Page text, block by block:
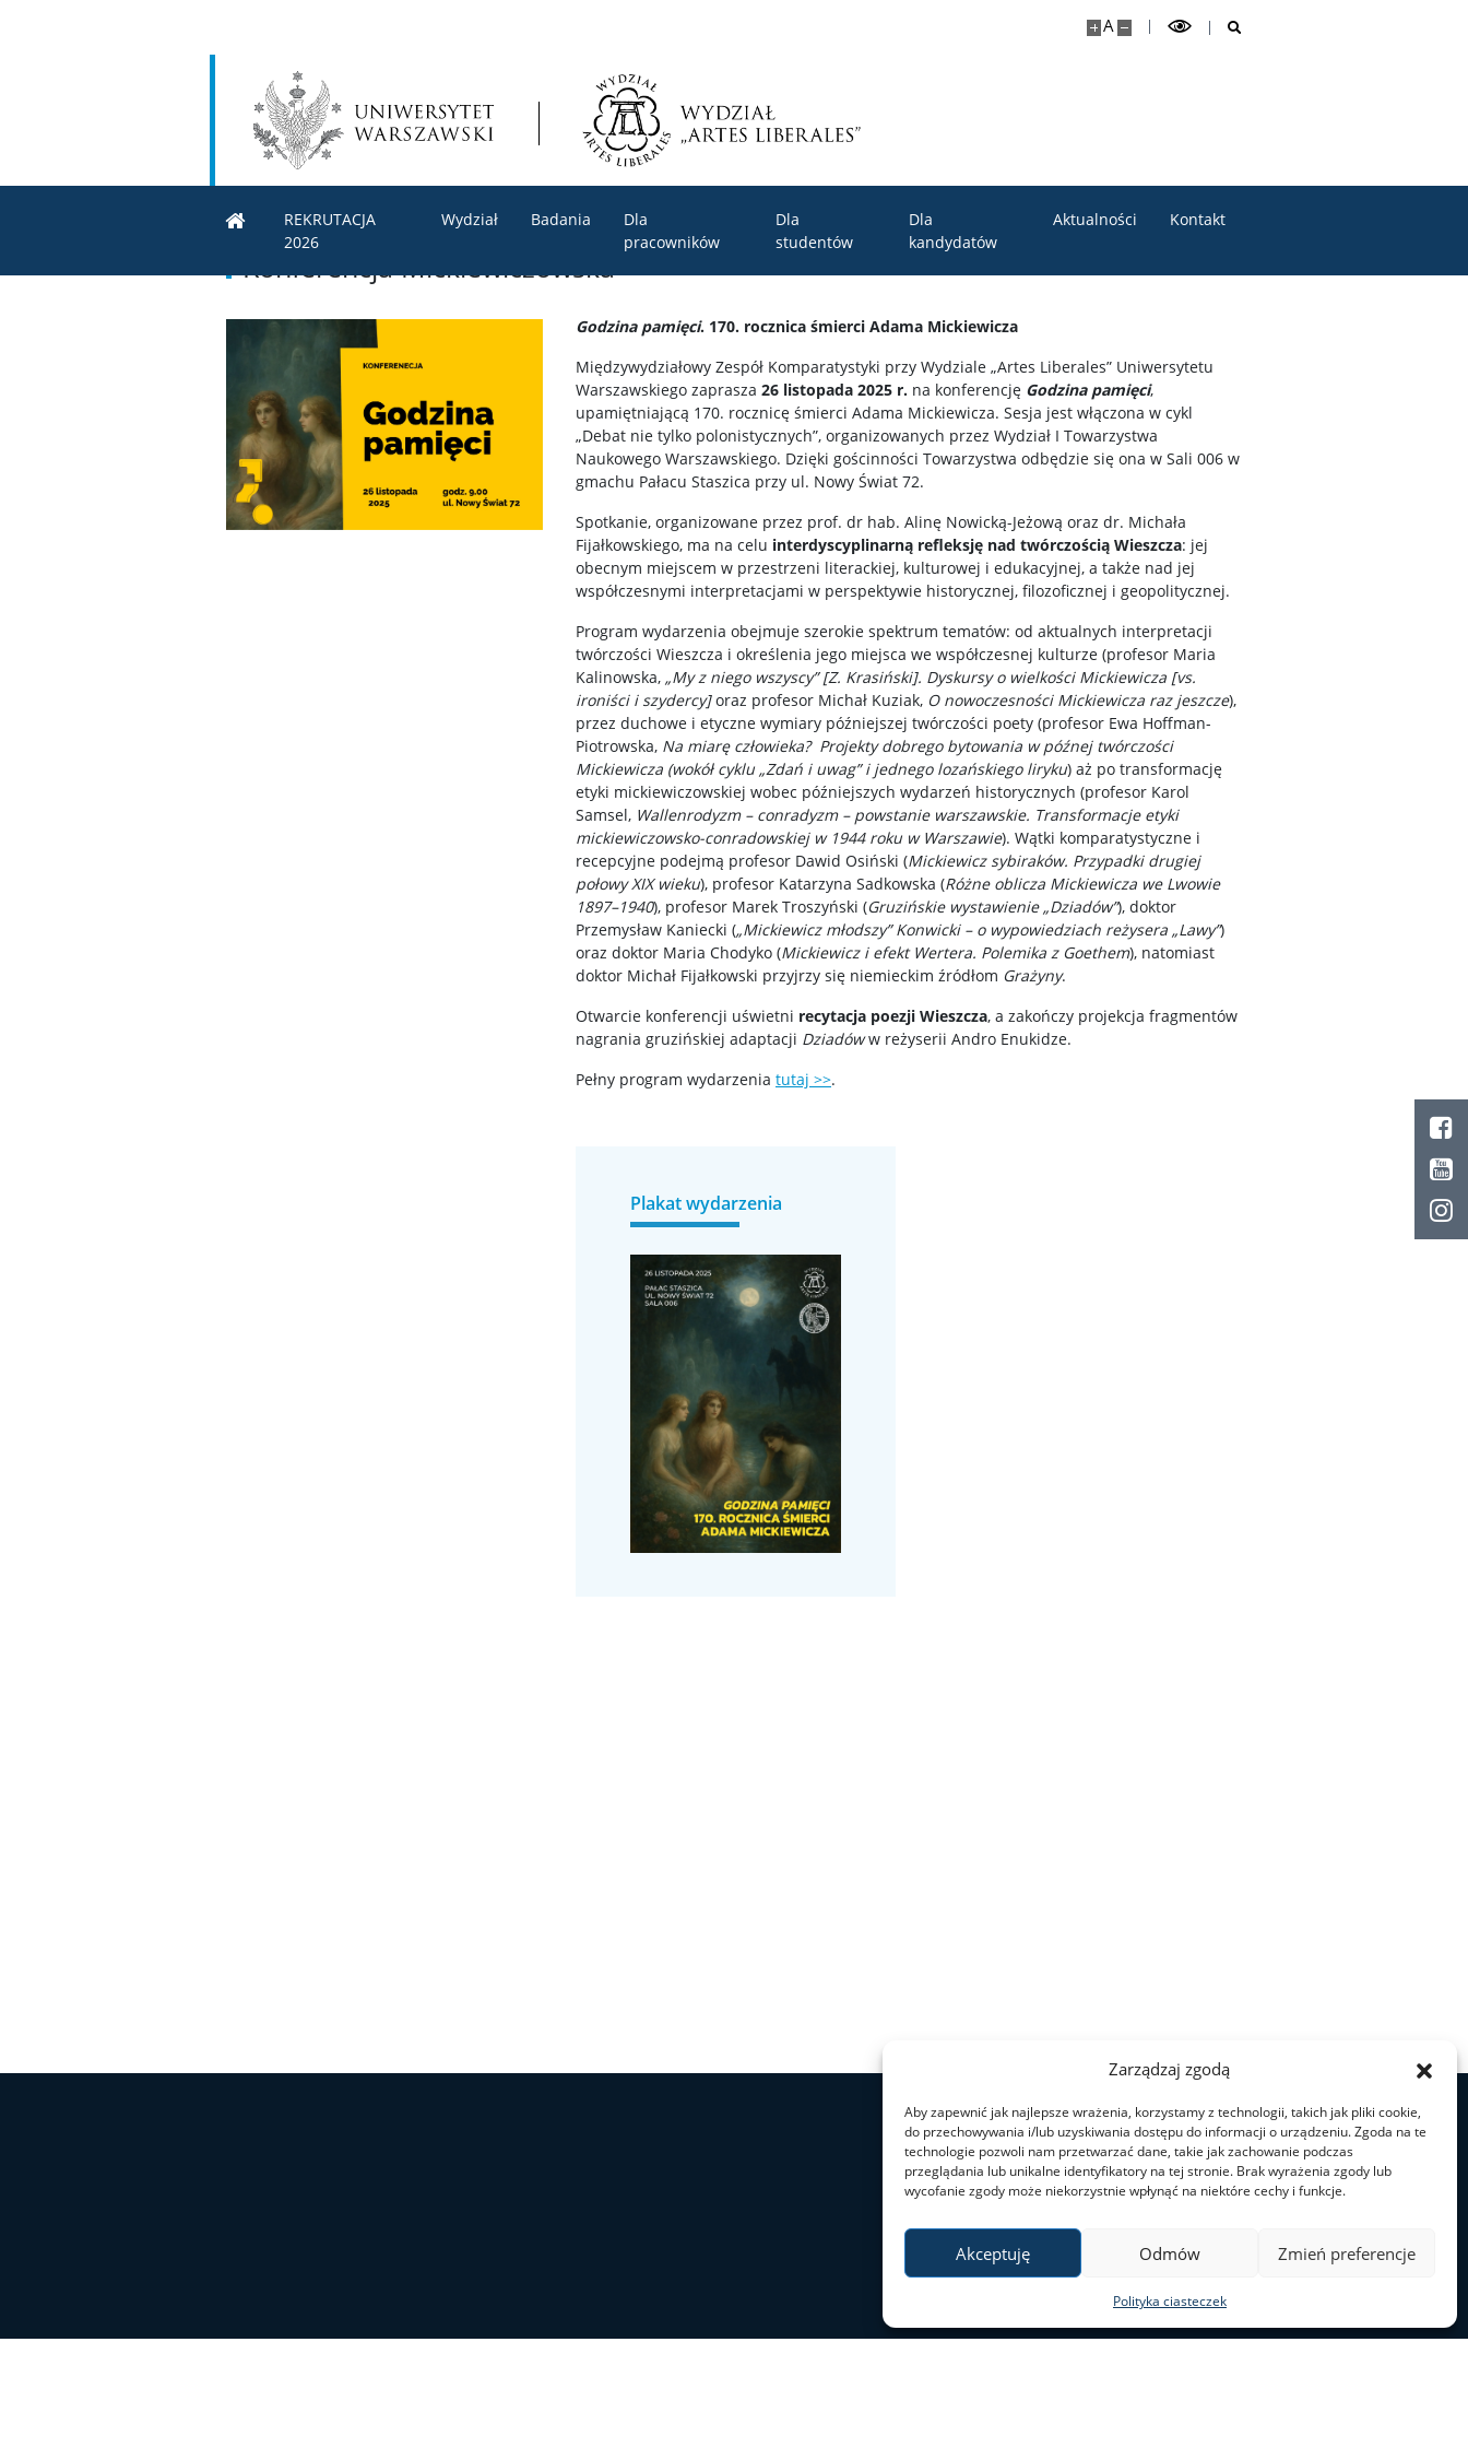
Zarządzaj zgodą
Aby zapewnić jak najlepsze wrażenia, korzystamy z technologii, takich jak pliki cookie,
do przechowywania i/lub uzyskiwania dostępu do informacji o urządzeniu. Zgoda na te
technologie pozwoli nam przetwarzać dane, takie jak zachowanie podczas
przeglądania lub unikalne identyfikatory na tej stronie. Brak wyrażenia zgody lub
wycofanie zgody może niekorzystnie wpłynąć na niektóre cechy i funkcje.
Akceptuję Odmów Zmień preferencje
Polityka ciasteczek
A
REKRUTACJA
2026
Wydział Badania
Dla
pracowników
Dla
studentów
Dla
kandydatów
Aktualności Kontakt
Konferencja Mickiewiczowska
Godzina pamięci. 170. rocznica śmierci Adama Mickiewicza
Międzywydziałowy Zespół Komparatystyki przy Wydziale „Artes Liberales” Uniwersytetu
Warszawskiego zaprasza 26 listopada 2025 r.na konferencję Godzina pamięci,
upamiętniającą 170. rocznicę śmierci Adama Mickiewicza. Sesja jest włączona w cykl
„Debat nie tylko polonistycznych”, organizowanych przez Wydział I Towarzystwa
Naukowego Warszawskiego. Dzięki gościnności Towarzystwa odbędzie się ona w Sali 006 w
gmachu Pałacu Staszica przy ul. Nowy Świat 72.
Spotkanie, organizowane przez prof. dr hab. Alinę Nowicką-Jeżową oraz dr. Michała
Fijałkowskiego, ma na celu interdyscyplinarną refleksję nad twórczością Wieszcza: jej
obecnym miejscem w przestrzeni literackiej, kulturowej i edukacyjnej, a także nad jej
współczesnymi interpretacjami w perspektywie historycznej, filozoficznej i geopolitycznej.
Program wydarzenia obejmuje szerokie spektrum tematów: od aktualnych interpretacji
twórczości Wieszcza i określenia jego miejsca we współczesnej kulturze (profesor Maria
Kalinowska, „My z niego wszyscy” [Z. Krasiński]. Dyskursy o wielkości Mickiewicza [vs.
ironiści i szydercy]oraz profesor Michał Kuziak, O nowoczesności Mickiewicza raz jeszcze),
przez duchowe i etyczne wymiary późniejszej twórczości poety (profesor Ewa Hoffman-
Piotrowska, Na miarę człowieka? Projekty dobrego bytowania w późnej twórczości
Mickiewicza (wokół cyklu „Zdań i uwag” i jednego lozańskiego liryku) aż po transformację
etyki mickiewiczowskiej wobec późniejszych wydarzeń historycznych (profesor Karol
Samsel, Wallenrodyzm – conradyzm – powstanie warszawskie. Transformacje etyki
mickiewiczowsko-conradowskiej w 1944 roku w Warszawie). Wątki komparatystyczne i
recepcyjne podejmą profesor Dawid Osiński (Mickiewicz sybiraków. Przypadki drugiej
połowy XIX wieku), profesor Katarzyna Sadkowska (Różne oblicza Mickiewicza we Lwowie
1897–1940), profesor Marek Troszyński (Gruzińskie wystawienie „Dziadów”), doktor
Przemysław Kaniecki („Mickiewicz młodszy” Konwicki – o wypowiedziach reżysera „Lawy”)
oraz doktor Maria Chodyko (Mickiewicz i efekt Wertera. Polemika z Goethem), natomiast
doktor Michał Fijałkowski przyjrzy się niemieckim źródłom Grażyny.
Otwarcie konferencji uświetni recytacja poezji Wieszcza, a zakończy projekcja fragmentów
nagrania gruzińskiej adaptacji Dziadóww reżyserii Andro Enukidze.
Pełny program wydarzenia tutaj >>.
Plakat wydarzenia